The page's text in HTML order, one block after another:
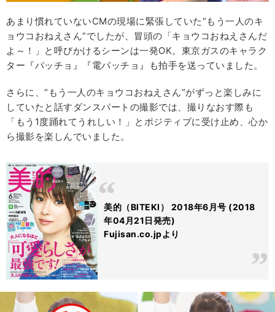
あまり慣れていないCMの現場に緊張していた“もう一人のキ
ョウコおねえさん”でしたが、冒頭の「キョウコおねえさんだ
よ～！」と呼びかけるシーンは一発OK。東京ガスのキャラク
ター『パッチョ』『電パッチョ』も拍手を送っていました。
さらに、“もう一人のキョウコおねえさん”がずっと楽しみに
していたと話すダンスパートの撮影では、撮りなおす際も
「もう1度踊れてうれしい！」とポジティブに受け止め、心か
ら撮影を楽しんでいました。
美的（BITEKI） 2018年6月号 (2018
年04月21日発売)
Fujisan.co.jpより